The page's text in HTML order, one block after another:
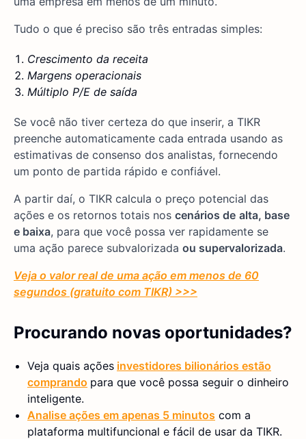
Tudo o que é preciso são três entradas simples:
Crescimento da receita
Margens operacionais
Múltiplo P/E de saída
Se você não tiver certeza do que inserir, a TIKR
preenche automaticamente cada entrada usando as
estimativas de consenso dos analistas, fornecendo
um ponto de partida rápido e confiável.
A partir daí, o TIKR calcula o preço potencial das
ações e os retornos totais nos cenários de alta, base
e baixa, para que você possa ver rapidamente se
uma ação parece subvalorizada ou supervalorizada.
Veja o valor real de uma ação em menos de 60
segundos (gratuito com TIKR) >>>
Procurando novas oportunidades?
Veja quais ações investidores bilionários estão
comprando para que você possa seguir o dinheiro
inteligente.
Analise ações em apenas 5 minutos com a
plataforma multifuncional e fácil de usar da TIKR.